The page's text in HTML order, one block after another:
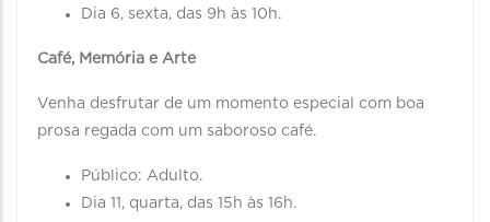
Dia 6, sexta, das 9h às 10h.
Café, Memória e Arte
Venha desfrutar de um momento especial com boa
prosa regada com um saboroso café.
Público: Adulto.
Dia 11, quarta, das 15h às 16h.